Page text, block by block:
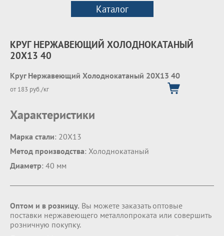
Каталог
КРУГ НЕРЖАВЕЮЩИЙ ХОЛОДНОКАТАНЫЙ
20Х13 40
Круг Нержавеющий Холоднокатаный 20Х13 40
от 183 руб./кг
Характеристики
Марка стали: 20Х13
Метод производства: Холоднокатаный
Диаметр: 40 мм
Оптом и в розницу. Вы можете заказать оптовые
поставки нержавеющего металлопроката или совершить
розничную покупку.